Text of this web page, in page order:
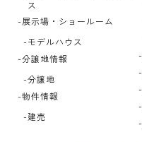
ス
展示場・ショールーム
モデルハウス
分譲地情報
分譲地
物件情報
建売